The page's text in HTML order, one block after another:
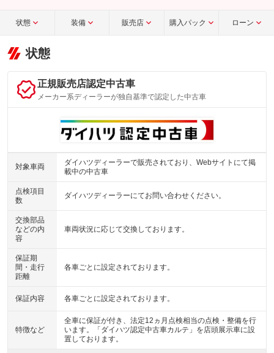
状態 装備 販売店 購入パック ローン
状態
正規販売店認定中古車
メーカー系ディーラーが独自基準で認定した中古車
対象車両
ダイハツディーラーで販売されており、Webサイトにて掲
載中の中古車
点検項目
数
ダイハツディーラーにてお問い合わせください。
交換部品
などの内
容
車両状況に応じて交換しております。
保証期
間・走行
距離
各車ごとに設定されております。
保証内容 各車ごとに設定されております。
特徴など
全車に保証が付き、法定12ヵ月点検相当の点検・整備を行
います。「ダイハツ認定中古車カルテ」を店頭展示車に設
置しております。